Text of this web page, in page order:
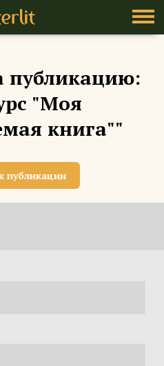
публикацию:
"Моя
книга""
публикации